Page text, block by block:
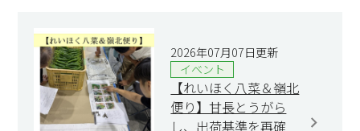
2026年07月07日更新
イベント
【れいほく八菜＆嶺北
便り】甘長とうがら
し、出荷基準を再確